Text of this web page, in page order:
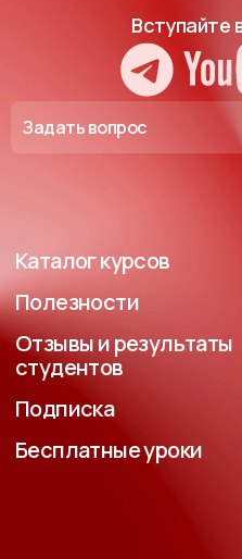
Вступайте
Задать вопрос
Каталог курсов
Полезности
Отзывы и результаты
студентов
Подписка
Бесплатные уроки